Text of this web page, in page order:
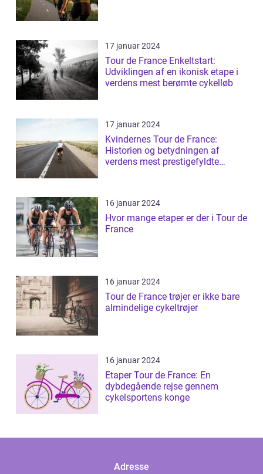
17 januar 2024
Tour de France Enkeltstart:
Udviklingen af en ikonisk etape i
verdens mest berømte cykelløb
17 januar 2024
Kvindernes Tour de France:
Historien og betydningen af
verdens mest prestigefyldte
16 januar 2024
Hvor mange etaper er der i Tour de
France
16 januar 2024
Tour de France trøjer er ikke bare
almindelige cykeltrøjer
16 januar 2024
Etaper Tour de France: En
dybdegående rejse gennem
cykelsportens konge
Adresse